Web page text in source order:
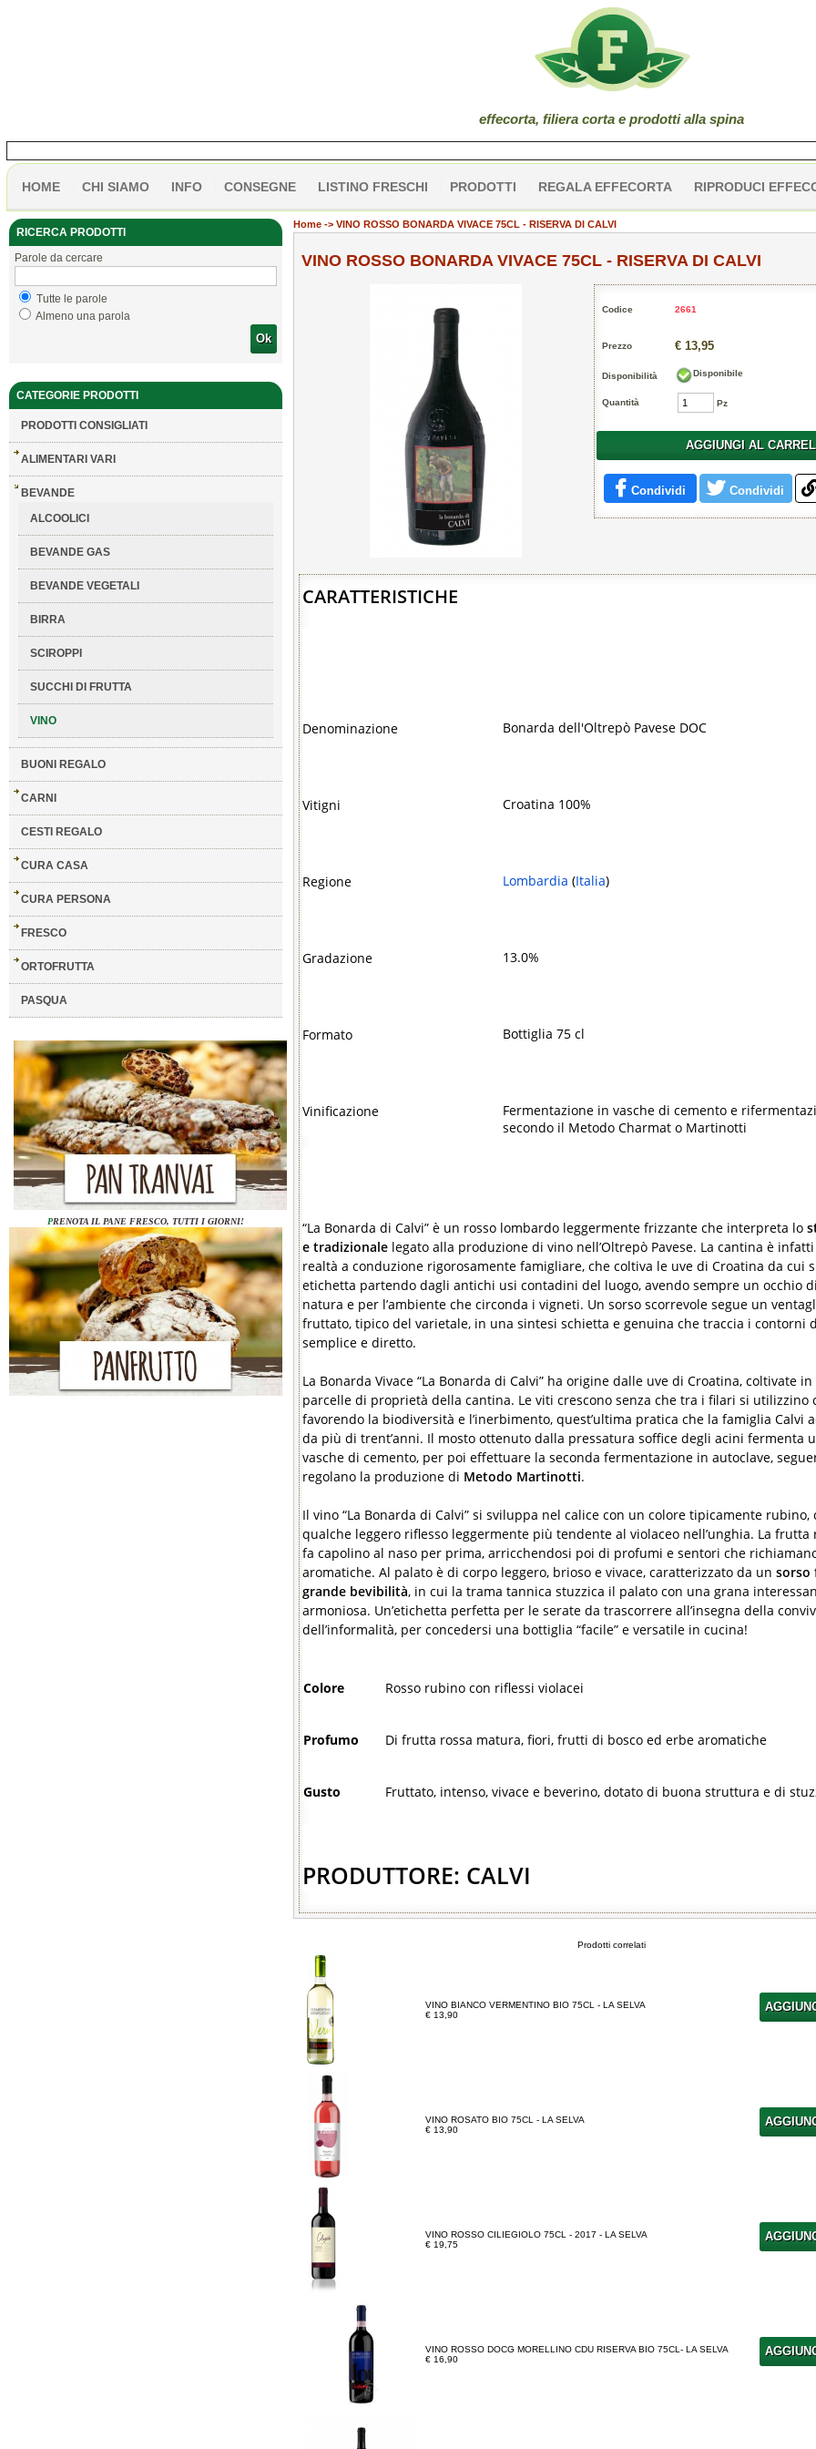
effecorta, filiera corta e prodotti alla spina
HOME CHI SIAMO INFO CONSEGNE LISTINO FRESCHI PRODOTTI REGALA EFFECORTA RIPRODUCI
RICERCA PRODOTTI
Parole da cercare
Tutte le parole
Almeno una parola
Ok
CATEGORIE PRODOTTI
PRODOTTI CONSIGLIATI
ALIMENTARI VARI
BEVANDE
ALCOOLICI
BEVANDE GAS
BEVANDE VEGETALI
BIRRA
SCIROPPI
SUCCHI DI FRUTTA
VINO
BUONI REGALO
CARNI
CESTI REGALO
CURA CASA
CURA PERSONA
FRESCO
ORTOFRUTTA
PASQUA
PRENOTA IL PANE FRESCO, TUTTI I GIORNI!
Home-> VINO ROSSO BONARDA VIVACE 75CL - RISERVA DI CALVI
VINO ROSSO BONARDA VIVACE 75CL - RISERVA DI CALVI
Codice 2661
Prezzo € 13,95
Disponibilità Disponibile
Quantità Pz
AGGIUNGI AL
Condividi Condividi
CARATTERISTICHE
Denominazione Bonarda dell'Oltrepò Pavese DOC
Vitigni Croatina 100%
Regione Lombardia (Italia)
Gradazione 13.0%
Formato Bottiglia 75 cl
Vinificazione
Fermentazione in vasche di cemento e
secondo il Metodo Charmat o Martinotti
“La Bonarda di Calvi” è un rosso lombardo leggermente frizzante che interpreta lo
e tradizionale legato alla produzione di vino nell’Oltrepò Pavese. La cantina è
realtà a conduzione rigorosamente famigliare, che coltiva le uve di Croatina da cui
etichetta partendo dagli antichi usi contadini del luogo, avendo sempre un occhio
natura e per l’ambiente che circonda i vigneti. Un sorso scorrevole segue un
fruttato, tipico del varietale, in una sintesi schietta e genuina che traccia i contorni
semplice e diretto.
La Bonarda Vivace “La Bonarda di Calvi” ha origine dalle uve di Croatina, coltivate
parcelle di proprietà della cantina. Le viti crescono senza che tra i filari si utilizzino
favorendo la biodiversità e l’inerbimento, quest’ultima pratica che la famiglia Calvi
da più di trent’anni. Il mosto ottenuto dalla pressatura soffice degli acini fermenta
vasche di cemento, per poi effettuare la seconda fermentazione in autoclave,
regolano la produzione di Metodo Martinotti.
Il vino “La Bonarda di Calvi” si sviluppa nel calice con un colore tipicamente rubino,
qualche leggero riflesso leggermente più tendente al violaceo nell’unghia. La frutta
fa capolino al naso per prima, arricchendosi poi di profumi e sentori che
aromatiche. Al palato è di corpo leggero, brioso e vivace, caratterizzato da un
grande bevibilità, in cui la trama tannica stuzzica il palato con una grana
armoniosa. Un’etichetta perfetta per le serate da trascorrere all’insegna della
dell’informalità, per concedersi una bottiglia “facile” e versatile in cucina!
Colore Rosso rubino con riflessi violacei
Profumo Di frutta rossa matura, fiori, frutti di bosco ed erbe aromatiche
Gusto Fruttato, intenso, vivace e beverino, dotato di buona struttura e di
PRODUTTORE: CALVI
Prodotti correlati
VINO BIANCO VERMENTINO BIO 75CL - LA SELVA
€ 13,90
VINO ROSATO BIO 75CL - LA SELVA
€ 13,90
VINO ROSSO CILIEGIOLO 75CL - 2017 - LA SELVA
€ 19,75
VINO ROSSO DOCG MORELLINO CDU RISERVA BIO 75CL- LA SELVA
€ 16,90